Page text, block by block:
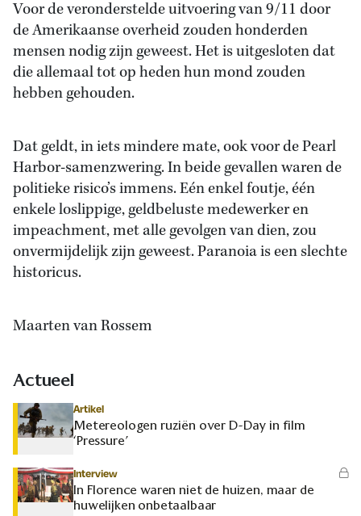
Voor de veronderstelde uitvoering van 9/11 door
de Amerikaanse overheid zouden honderden
mensen nodig zijn geweest. Het is uitgesloten dat
die allemaal tot op heden hun mond zouden
hebben gehouden.
Dat geldt, in iets mindere mate, ook voor de Pearl
Harbor-samenzwering. In beide gevallen waren de
politieke risico’s immens. Eén enkel foutje, één
enkele loslippige, geldbeluste medewerker en
impeachment, met alle gevolgen van dien, zou
onvermijdelijk zijn geweest. Paranoia is een slechte
historicus.
Maarten van Rossem
Actueel
Artikel
Metereologen ruziën over D-Day in film
‘Pressure’
Interview
In Florence waren niet de huizen, maar de
huwelijken onbetaalbaar